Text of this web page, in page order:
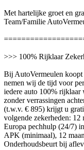
Met hartelijke groet en
Team/Familie
>>> 100% Rijklaar
Bij AutoVermeulen
nemen wij de tijd voor
iedere auto 100% rijklaar
zonder verrassingen
(t.w.v. € 895) krijgt u
volgende zekerheden:
Europa pechhulp (24/7)
APK (minimaal), 12
Onderhoudsbeurt bij